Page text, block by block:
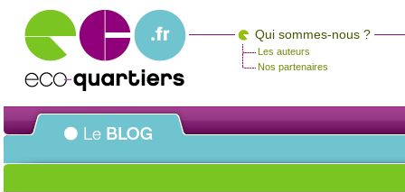
Qui sommes-nous ?
Les auteurs
Nos partenaires